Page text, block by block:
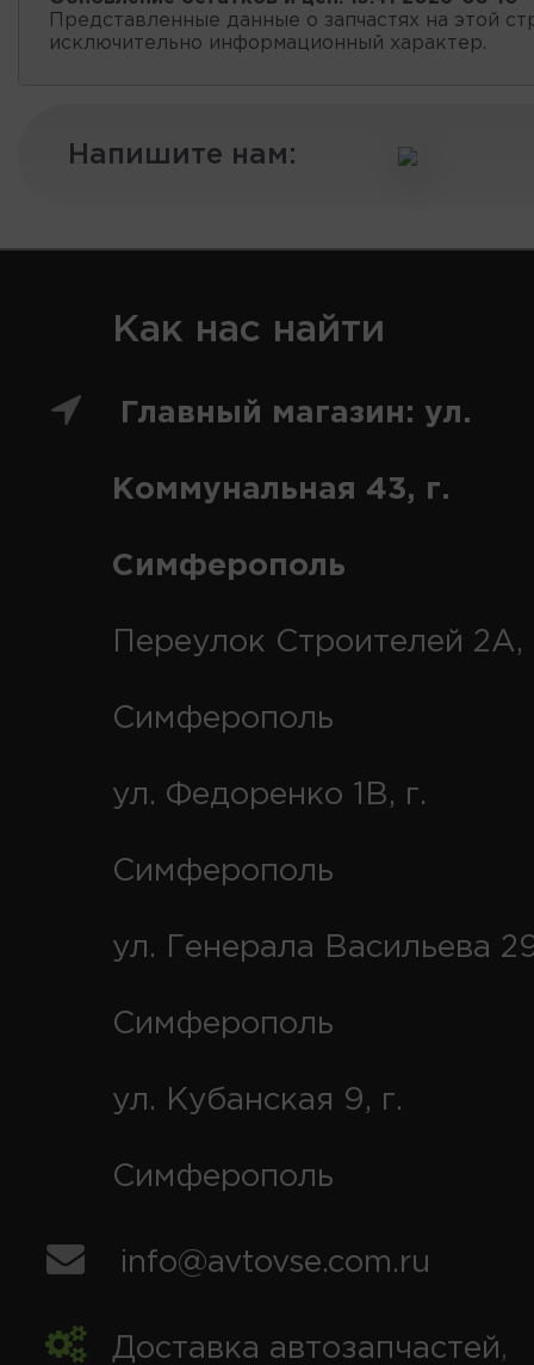
Представленные данные о запчастях на этой
исключительно информационный характер.
Напишите нам:
Как нас найти
Главный магазин: ул.
Коммунальная 43, г.
Симферополь
Переулок Строителей 2А,
Симферополь
ул. Федоренко 1В, г.
Симферополь
ул. Генерала Васильева
Симферополь
ул. Кубанская 9, г.
Симферополь
info@avtovse.com.ru
Доставка автозапчастей,